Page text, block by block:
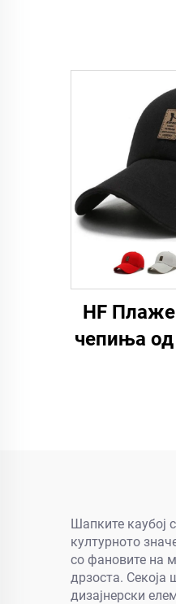
HF
чепиња
Шапките каубој
културното
со фановите на
дрзоста. Секоја
дизајнерски